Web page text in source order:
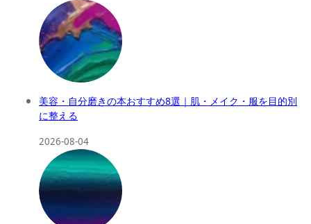
美容・自分磨きの本おすすめ8選｜肌・メイク・服を目的別
に整える
2026-08-04